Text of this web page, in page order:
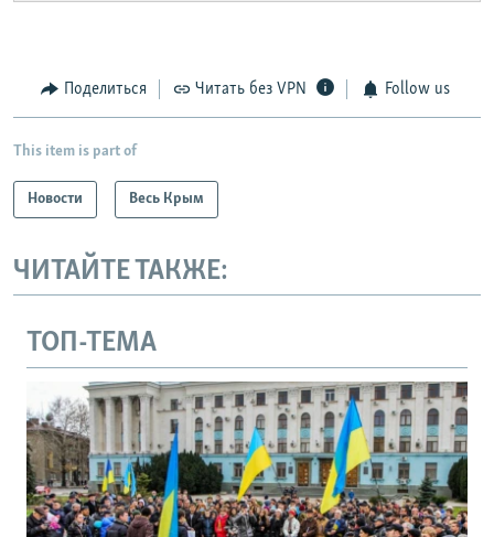
Поделиться Читать без VPN Follow us
This item is part of
Новости Весь Крым
ЧИТАЙТЕ ТАКЖЕ:
ТОП-ТЕМА